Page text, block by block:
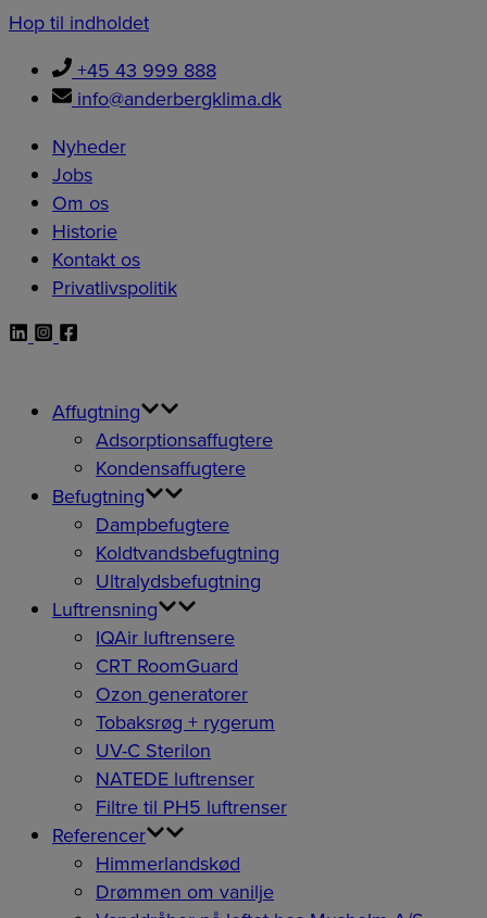
Hop til indholdet
+45 43 999 888
info@anderbergklima.dk
Nyheder
Jobs
Om os
Historie
Kontakt os
Privatlivspolitik
Affugtning
Adsorptionsaffugtere
Kondensaffugtere
Befugtning
Dampbefugtere
Koldtvandsbefugtning
Ultralydsbefugtning
Luftrensning
IQAir luftrensere
CRT RoomGuard
Ozon generatorer
Tobaksrøg + rygerum
UV-C Sterilon
NATEDE luftrenser
Filtre til PH5 luftrenser
Referencer
Himmerlandskød
Drømmen om vanilje